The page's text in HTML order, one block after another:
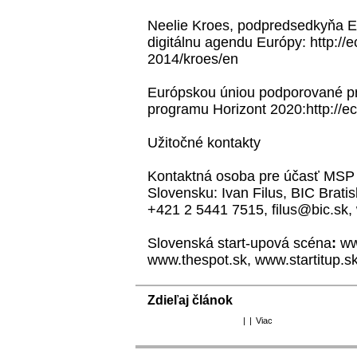
Neelie Kroes, podpredsedkyňa
digitálnu agendu Európy: http://
2014/kroes/en
Európskou úniou podporované
programu Horizont 2020:http://
Užitočné kontakty
Kontaktná osoba pre účasť
Slovensku: Ivan Filus, BIC
+421 2 5441 7515, filus@bic.sk,
Slovenská start-upová scéna:
www.thespot.sk,
Zdieľaj článok
| | Viac